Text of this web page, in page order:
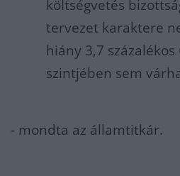
költségvetés
tervezet karaktere
hiány 3,7 százalékos
szintjében sem
- mondta az államtitkár.